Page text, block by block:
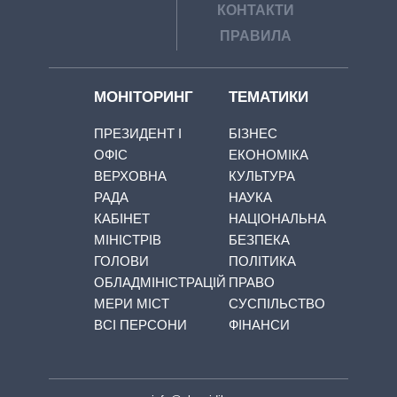
КОНТАКТИ
ПРАВИЛА
МОНІТОРИНГ
ПРЕЗИДЕНТ І
ОФІС
ВЕРХОВНА
РАДА
КАБІНЕТ
МІНІСТРІВ
ГОЛОВИ
ОБЛАДМІНІСТРАЦІЙ
МЕРИ МІСТ
ВСІ ПЕРСОНИ
ТЕМАТИКИ
БІЗНЕС
ЕКОНОМІКА
КУЛЬТУРА
НАУКА
НАЦІОНАЛЬНА
БЕЗПЕКА
ПОЛІТИКА
ПРАВО
СУСПІЛЬСТВО
ФІНАНСИ